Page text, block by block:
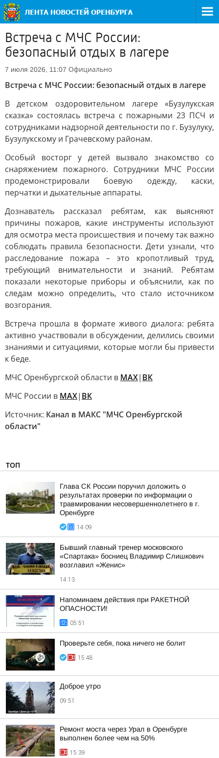
Встреча с МЧС России:
безопасный отдых в лагере
7 июля 2026, 11:07 Официально
Встреча с МЧС России: безопасный отдых в лагере
В детском оздоровительном лагере «Бузулукская
сказка» состоялась встреча с пожарными 23 ПСЧ и
сотрудниками надзорной деятельности по г. Бузулуку,
Бузулукскому и Грачевскому районам.
Особый восторг у детей вызвало знакомство со
снаряжением пожарного. Сотрудники МЧС России
продемонстрировали боевую одежду, каски,
перчатки и дыхательные аппараты.
Дознаватель рассказал ребятам, как выясняют
причины пожаров, какие инструменты используют
для осмотра места происшествия и почему так важно
соблюдать правила безопасности. Дети узнали, что
расследование пожара – это кропотливый труд,
требующий внимательности и знаний. Ребятам
показали некоторые приборы и объяснили, как по
следам можно определить, что стало источником
возгорания.
Встреча прошла в формате живого диалога: ребята
активно участвовали в обсуждении, делились своими
знаниями и ситуациями, которые могли бы привести
к беде.
МЧС Оренбургской области в MAX| ВК
МЧС России в MAX| ВК
Источник: Канал в МАКС "МЧС Оренбургской
области"
ТОП
Глава СК России поручил доложить о
результатах проверки по информации о
травмировании несовершеннолетнего в г.
Оренбурге
14:09
Бывший главный тренер московского
«Спартака» босниец Владимир Слишкович
возглавил «Женис»
14:13
Напоминаем действия при РАКЕТНОЙ
ОПАСНОСТИ!
05:51
Проверьте себя, пока ничего не болит
15:48
Доброе утро
09:51
Ремонт моста через Урал в Оренбурге
выполнен более чем на 50%
15:39